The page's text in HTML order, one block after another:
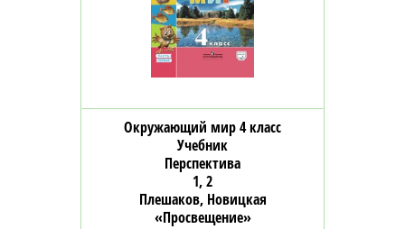
Окружающий мир 4 класс
Учебник
Перспектива
1, 2
Плешаков, Новицкая
«Просвещение»